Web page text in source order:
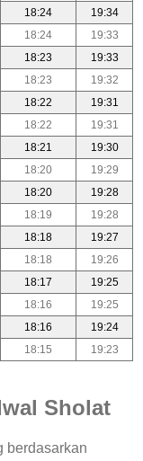
18:24
19:34
18:24
19:33
18:23
19:33
18:23
19:32
18:22
19:31
18:22
19:31
18:21
19:30
18:20
19:29
18:20
19:28
18:19
19:28
18:18
19:27
18:18
19:26
18:17
19:25
18:16
19:25
18:16
19:24
18:15 19:23
Sholat
berdasarkan